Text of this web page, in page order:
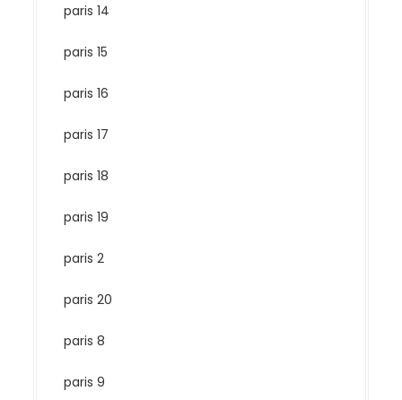
paris 14
paris 15
paris 16
paris 17
paris 18
paris 19
paris 2
paris 20
paris 8
paris 9